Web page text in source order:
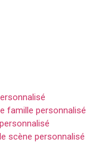
famille personnalisé
scène personnalisé